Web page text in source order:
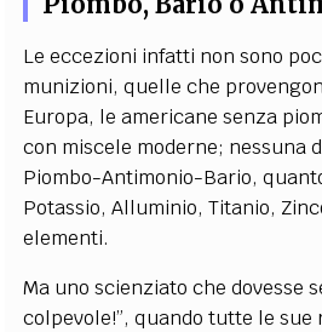
Le eccezioni infatti non sono
munizioni, quelle che
Europa, le americane senza
con miscele moderne; nessuna
Piombo-Antimonio-Bario,
Potassio, Alluminio, Titanio,
elementi.
Ma uno scienziato che dovesse
colpevole!”, quando tutte le